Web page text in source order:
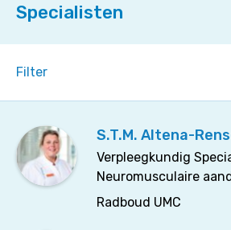
Specialisten
Filter
S.T.M. Altena-
Verpleegkundig
Neuromusculaire
Radboud UMC